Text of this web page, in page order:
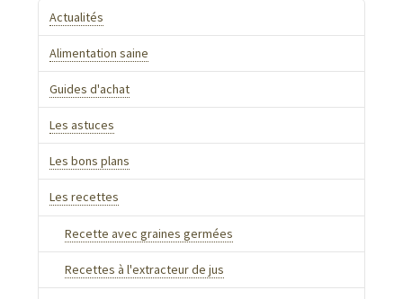
Actualités
Alimentation saine
Guides d'achat
Les astuces
Les bons plans
Les recettes
Recette avec graines germées
Recettes à l'extracteur de jus